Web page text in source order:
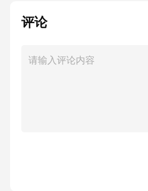
少天然气消耗80万立方米
一体化平台，接入园区20
房：建设1栋4层框架结构
平方米），用于储能电池
评论